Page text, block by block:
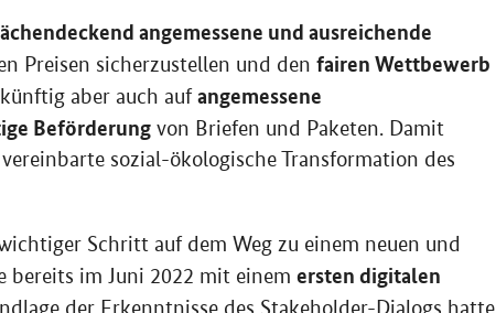
angemessene und ausreichende
Preisen sicherzustellen und den fairen Wettbewerb
aber auch aufangemessene
Beförderung von Briefen und Paketen. Damit
sozial-ökologische Transformation des
Schritt auf dem Weg zu einem neuen und
bereits im Juni 2022 mit einem ersten digitalen